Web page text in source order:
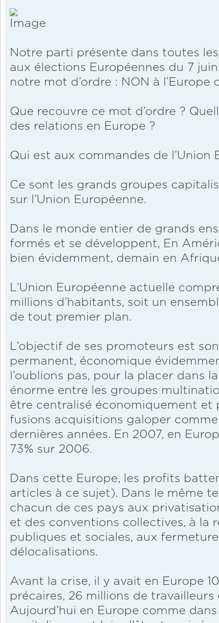
Notre parti présente dans toutes
aux élections Européennes du 7
notre mot d’ordre : NON à l’Europe
Que recouvre ce mot d’ordre ?
des relations en Europe ?
Qui est aux commandes de l’Union
Ce sont les grands groupes
sur l’Union Européenne.
Dans le monde entier de grands
formés et se développent, En
bien évidemment, demain en
L’Union Européenne actuelle
millions d’habitants, soit un
de tout premier plan.
L’objectif de ses promoteurs est
permanent, économique
l’oublions pas, pour la placer dans
énorme entre les groupes
être centralisé économiquement et
fusions acquisitions galoper
dernières années. En 2007, en
73% sur 2006.
Dans cette Europe, les profits
articles à ce sujet). Dans le même
chacun de ces pays aux
et des conventions collectives, à la
publiques et sociales, aux
délocalisations.
Avant la crise, il y avait en Europe
précaires, 26 millions de
Aujourd’hui en Europe comme